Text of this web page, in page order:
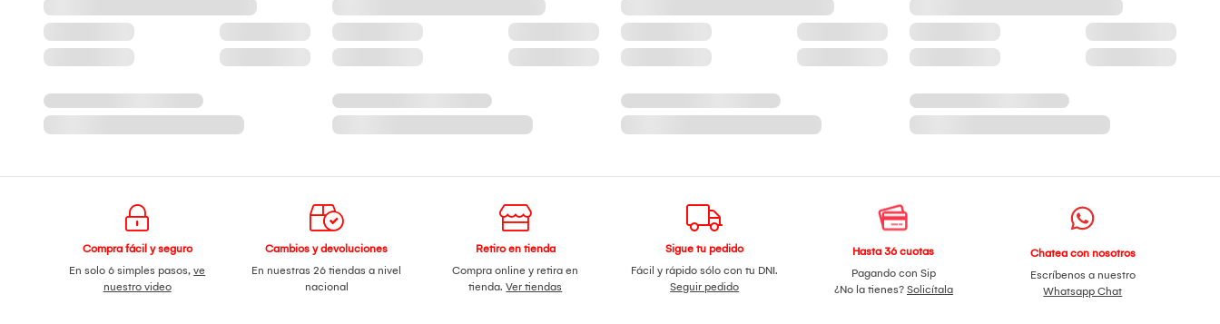
Compra fácil y seguro
En solo 6 simples pasos,ve
nuestro video
Cambios y devoluciones
En nuestras 26 tiendas a nivel
nacional
Retiro en tienda
Compra online y retira en
tienda.Ver tiendas
Sigue tu pedido
Fácil y rápido sólo con tu DNI.
Seguir pedido
Hasta 36 cuotas
Pagando con Sip
¿No la tienes? Solicítala
Chatea con nosotros
Escríbenos a nuestro
Whatsapp Chat